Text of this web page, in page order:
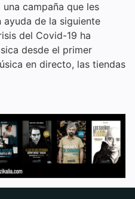
campaña que les
de la siguiente
del Covid-19 ha
desde el primer
en directo, las tiendas